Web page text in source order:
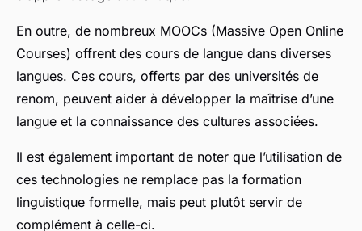
En outre, de nombreux MOOCs (Massive Open Online
Courses) offrent des cours de langue dans diverses
langues. Ces cours, offerts par des universités de
renom, peuvent aider à développer la maîtrise d’une
langue et la connaissance des cultures associées.
Il est également important de noter que l’utilisation de
ces technologies ne remplace pas la formation
linguistique formelle, mais peut plutôt servir de
complément à celle-ci.